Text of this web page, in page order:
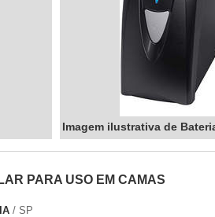
Imagem ilustrativa de
PARA USO EM CAMAS
/ SP